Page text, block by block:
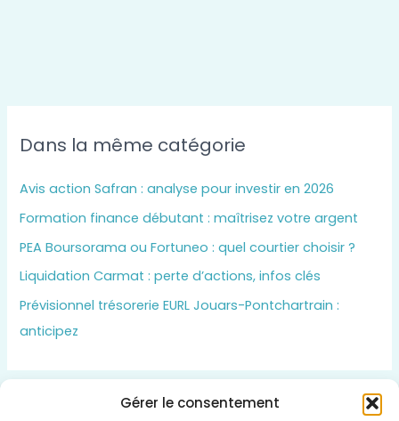
Gérer le consentement
Dans la même catégorie
Avis action Safran : analyse pour investir en 2026
Formation finance débutant : maîtrisez votre argent
PEA Boursorama ou Fortuneo : quel courtier choisir ?
Liquidation Carmat : perte d’actions, infos clés
Prévisionnel trésorerie EURL Jouars-Pontchartrain :
anticipez